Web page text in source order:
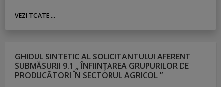
VEZI TOATE ...
GHIDUL SINTETIC AL SOLICITANTULUI AFERENT
SUBMĂSURII 9.1 „ ÎNFIINȚAREA GRUPURILOR DE
PRODUCĂTORI ÎN SECTORUL AGRICOL ”